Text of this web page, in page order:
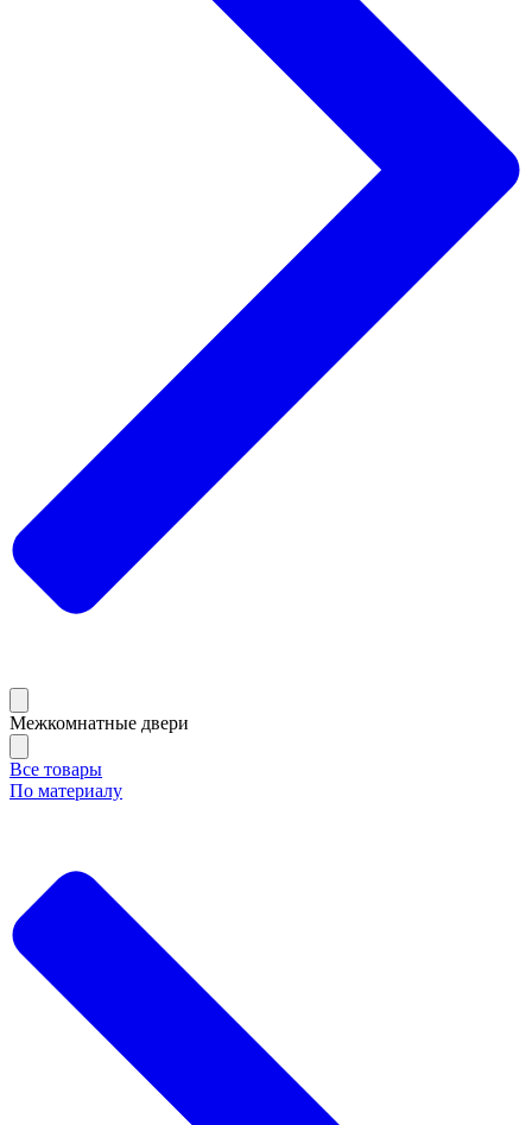
Межкомнатные двери
Все товары
По материалу